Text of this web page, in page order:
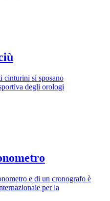
cinturini si sposano
degli orologi
e di un cronografo è
per la